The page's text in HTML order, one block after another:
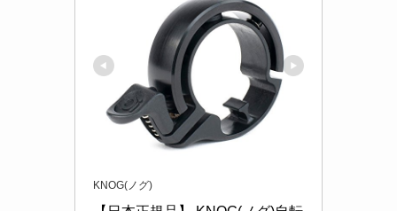
KNOG(ノグ)